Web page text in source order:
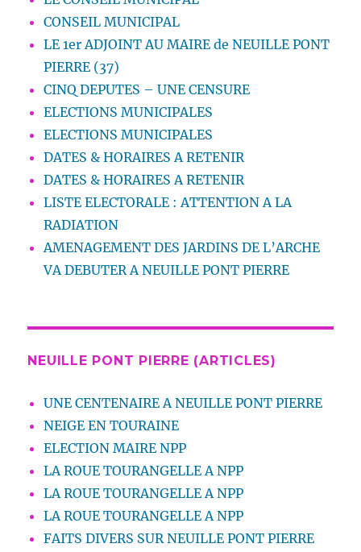
CONSEIL MUNICIPAL
LE 1er ADJOINT AU MAIRE de NEUILLE PONT
PIERRE (37)
CINQ DEPUTES – UNE CENSURE
ELECTIONS MUNICIPALES
ELECTIONS MUNICIPALES
DATES & HORAIRES A RETENIR
DATES & HORAIRES A RETENIR
LISTE ELECTORALE : ATTENTION A LA
RADIATION
AMENAGEMENT DES JARDINS DE L’ARCHE
VA DEBUTER A NEUILLE PONT PIERRE
NEUILLE PONT PIERRE (ARTICLES)
UNE CENTENAIRE A NEUILLE PONT PIERRE
NEIGE EN TOURAINE
ELECTION MAIRE NPP
LA ROUE TOURANGELLE A NPP
LA ROUE TOURANGELLE A NPP
LA ROUE TOURANGELLE A NPP
FAITS DIVERS SUR NEUILLE PONT PIERRE